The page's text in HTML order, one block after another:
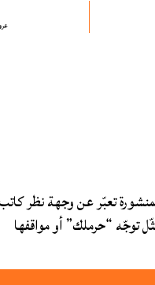
تعبّر عن وجهة نظر
توجّه “حرملك” أو مواقفها